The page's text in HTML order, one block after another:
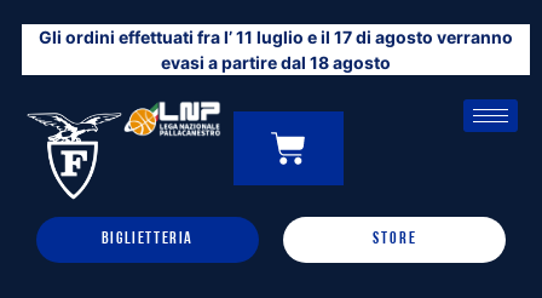
contenuto
Gli ordini effettuati fra l’ 11 luglio e il 17 di agosto verranno
evasi a partire dal 18 agosto
0
CARRELLO
BIGLIETTERIA STORE